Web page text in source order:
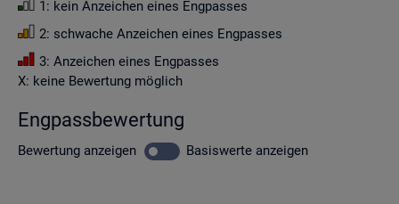
1: kein An­zei­chen eines Eng­pas­ses
2: schwa­che An­zei­chen eines Eng­pas­ses
3: An­zei­chen eines Eng­pas­ses
X: keine Be­wer­tung mög­lich
Eng­pass­be­wer­tung
Be­wer­tung an­zei­gen Ba­sis­wer­te an­zei­gen